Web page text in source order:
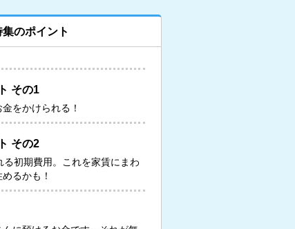
のポイント
その1
をかけられる！
その2
初期費用。これを家賃にまわ
るかも！